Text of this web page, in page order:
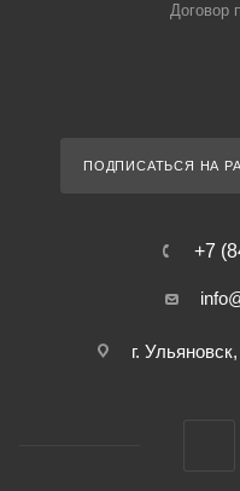
Договор
ПОДПИСАТЬСЯ НА
+7
г.